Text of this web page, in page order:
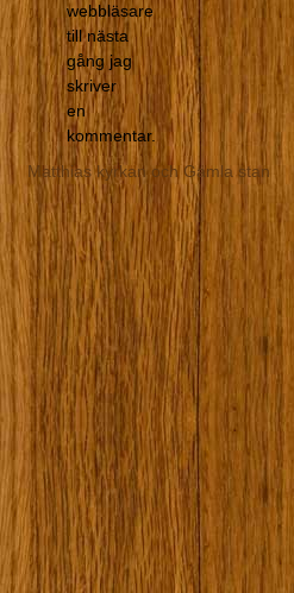
webbläsare
till nästa
gång jag
skriver
en
kommentar.
Matthias kyrkan och Gamla stan